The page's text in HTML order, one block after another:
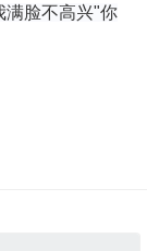
满脸不高兴"你